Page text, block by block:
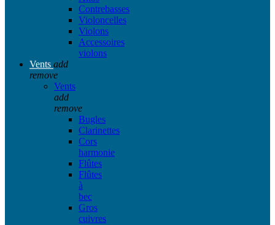
Contrebasses
Violoncelles
Violons
Accessoires
violons
Vents add
remove
Vents
add
remove
Bugles
Clarinettes
Cors
harmonie
Flûtes
Flûtes
à
bec
Gros
cuivres